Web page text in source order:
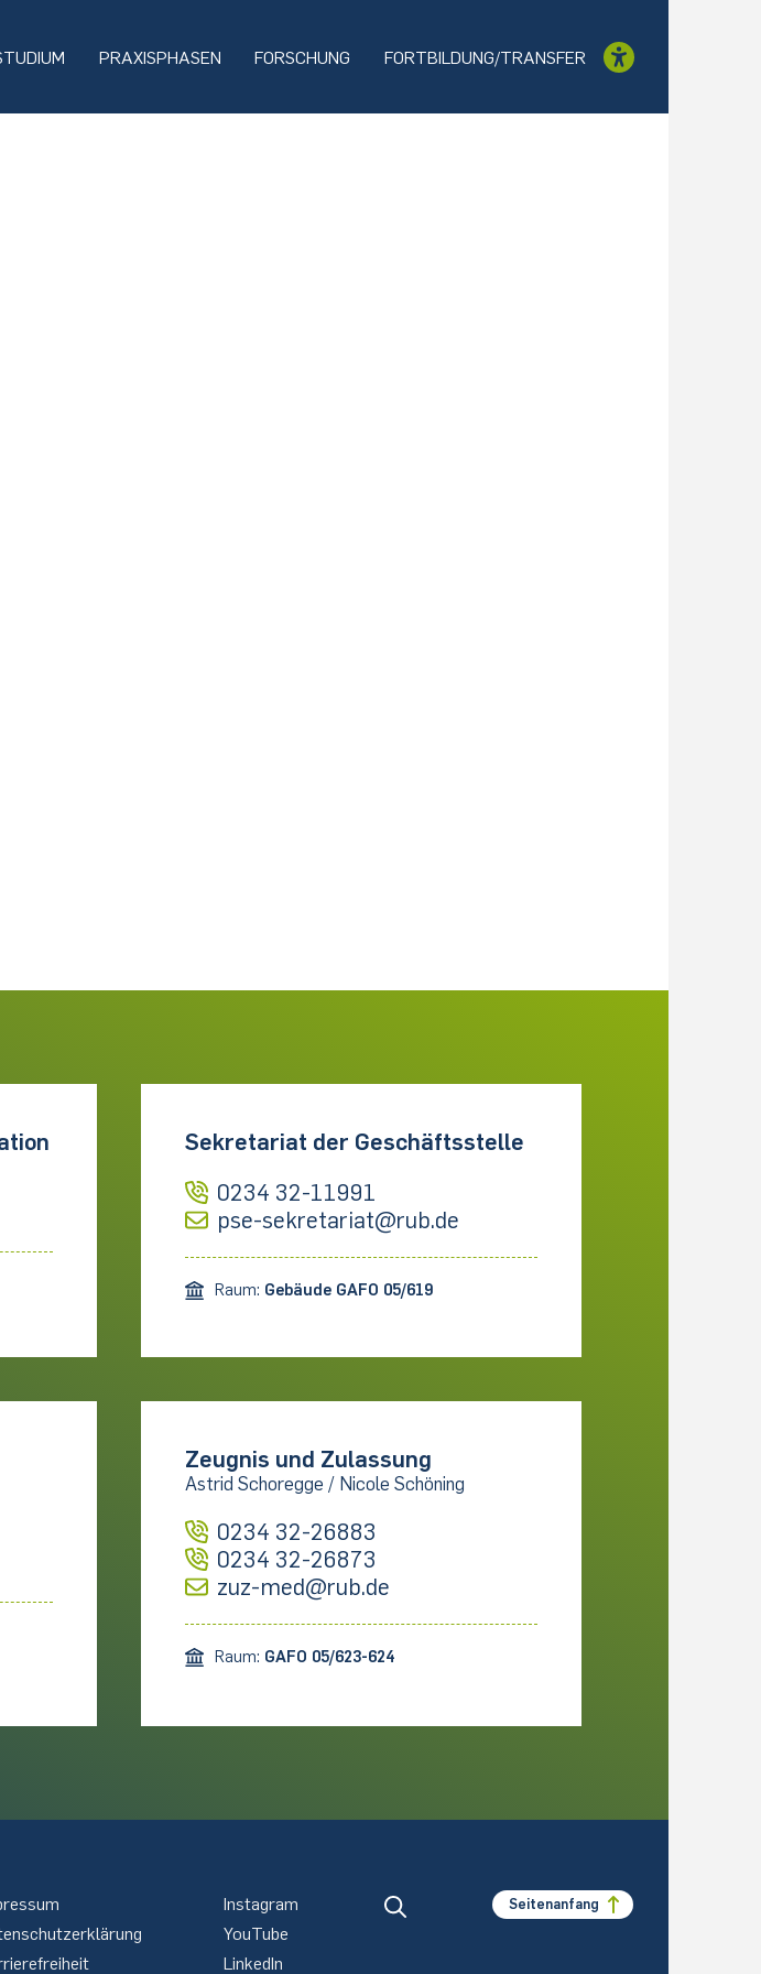
PRAXISPHASEN FORSCHUNG FORTBILDUNG/TRANSFER
Sekretariat der Geschäftsstelle
0234 32-11991
pse-sekretariat@rub.de
Raum: Gebäude GAFO 05/619
Zeugnis und Zulassung
Astrid Schoregge / Nicole Schöning
0234 32-26883
0234 32-26873
zuz-med@rub.de
Raum: GAFO 05/623-624
Instagram
YouTube
LinkedIn
Seitenanfang